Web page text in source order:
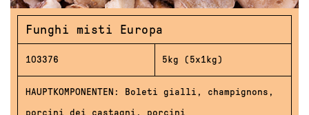
Funghi misti Europa
103376 5kg (5x1kg)
HAUPTKOMPONENTEN: Boleti gialli, champignons,
porcini dei castagni, porcini